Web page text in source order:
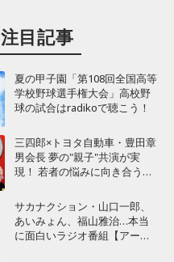
注目記事
夏の甲子園「第108回全国高等
学校野球選手権大会」高校野
球の試合はradikoで聴こう！
三四郎×トヨタ自動車・豊田章
男会長 夢の"親子"共演が実
現！ 若者の悩みに向き合うポ
サカナクション・山口一郎、
あいみょん、福山雅治…本当
に面白いラジオ番組【アーテ